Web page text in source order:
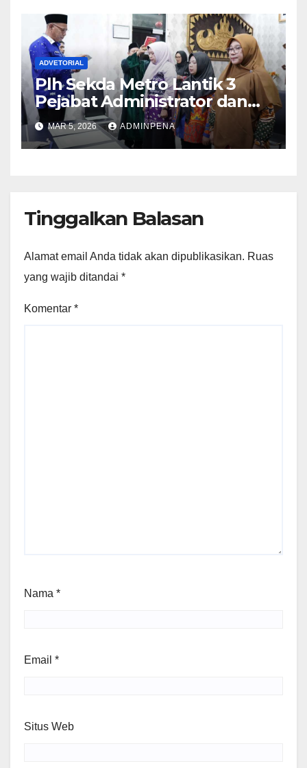
ADVETORIAL
Plh Sekda Metro Lantik 3
Pejabat Administrator dan
Pengawas
MAR 5, 2026 ADMINPENA
Tinggalkan Balasan
Alamat email Anda tidak akan dipublikasikan. Ruas
yang wajib ditandai *
Komentar *
Nama *
Email *
Situs Web